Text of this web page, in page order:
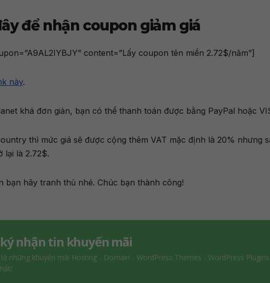
để nhận coupon giảm giá
content=”Lấy coupon tên miền 2.72$/năm”]
này.
khá đơn giản, bạn có thể thanh toán được bằng PayPal hoặc
thì mức giá sẽ được cộng thêm VAT mặc định là 20% nhưng
lại là 2.72$.
bạn hãy tranh thủ nhé. Chúc bạn thành công!
nhận tin khuyến mãi
những khuyến mãi Hosting - Domain - WordPress Themes - WordPress Plugins